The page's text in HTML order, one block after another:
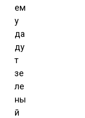
ем
у
да
ду
т
зе
ле
ны
й